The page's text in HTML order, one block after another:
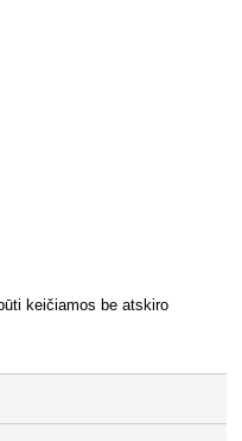
keičiamos be atskiro